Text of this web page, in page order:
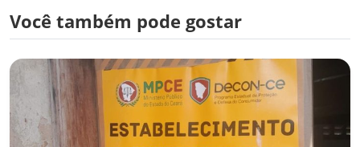
Você também pode gostar